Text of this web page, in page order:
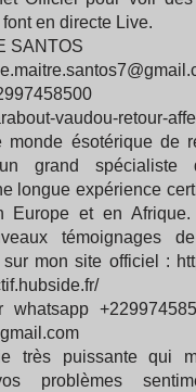
en directe Live.
SANTOS
vaudou-retour-
monde ésotérique de
grand spécialiste
longue expérience
Europe et en Afrique.
témoignages
mon site officiel :
whatsapp
très puissante qui
problèmes